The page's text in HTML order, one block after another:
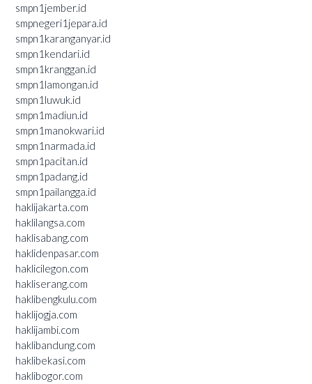
smpn1jember.id
smpnegeri1jepara.id
smpn1karanganyar.id
smpn1kendari.id
smpn1kranggan.id
smpn1lamongan.id
smpn1luwuk.id
smpn1madiun.id
smpn1manokwari.id
smpn1narmada.id
smpn1pacitan.id
smpn1padang.id
smpn1pailangga.id
haklijakarta.com
haklilangsa.com
haklisabang.com
haklidenpasar.com
haklicilegon.com
hakliserang.com
haklibengkulu.com
haklijogja.com
haklijambi.com
haklibandung.com
haklibekasi.com
haklibogor.com